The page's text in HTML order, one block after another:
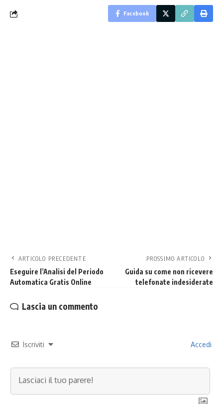
Facebook
ARTICOLO PRECEDENTE
Eseguire l’Analisi del Periodo
Automatica Gratis Online
PROSSIMO ARTICOLO
Guida su come non ricevere
telefonate indesiderate
Lascia un commento
Iscriviti Accedi